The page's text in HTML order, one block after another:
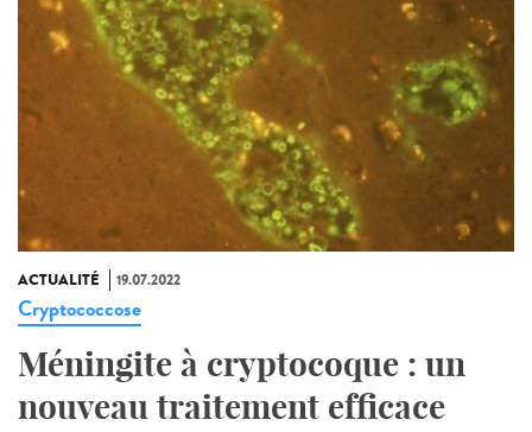
ACTUALITÉ 19.07.2022
Cryptococcose
Méningite à cryptocoque : un
nouveau traitement efficace